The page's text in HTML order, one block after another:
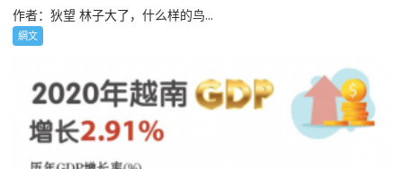
作者：狄望 林子大了，什么样的鸟...
網文